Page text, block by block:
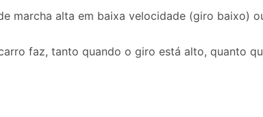
marcha alta em baixa velocidade (giro baixo)
faz, tanto quando o giro está alto, quanto